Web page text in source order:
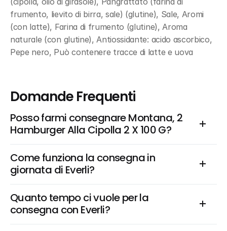
frumento, lievito di birra, sale) (glutine), Sale, Aromi
(con latte), Farina di frumento (glutine), Aroma
naturale (con glutine), Antiossidante: acido ascorbico,
Pepe nero, Può contenere tracce di latte e uova
Domande Frequenti
Posso farmi consegnare Montana, 2
Hamburger Alla Cipolla 2 X 100 G?
Come funziona la consegna in
giornata di Everli?
Quanto tempo ci vuole per la
consegna con Everli?